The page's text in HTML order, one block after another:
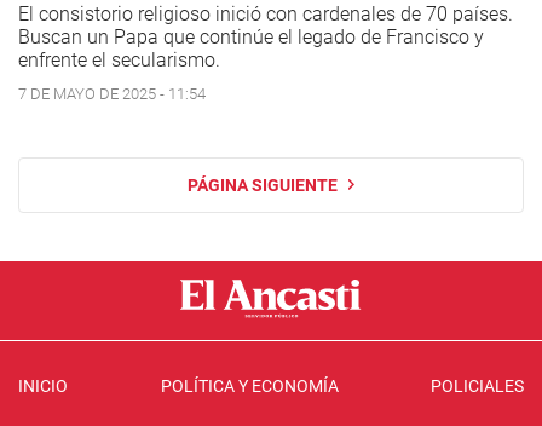
El consistorio religioso inició con cardenales de 70 países.
Buscan un Papa que continúe el legado de Francisco y
enfrente el secularismo.
7 DE MAYO DE 2025 - 11:54
PÁGINA SIGUIENTE
INICIO POLÍTICA Y ECONOMÍA POLICIALES